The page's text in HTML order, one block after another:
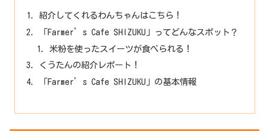
紹介してくれるわんちゃんはこちら！
「Farmer’s Cafe SHIZUKU」ってどんなスポット？
米粉を使ったスイーツが食べられる！
くうたんの紹介レポート！
「Farmer’s Cafe SHIZUKU」の基本情報